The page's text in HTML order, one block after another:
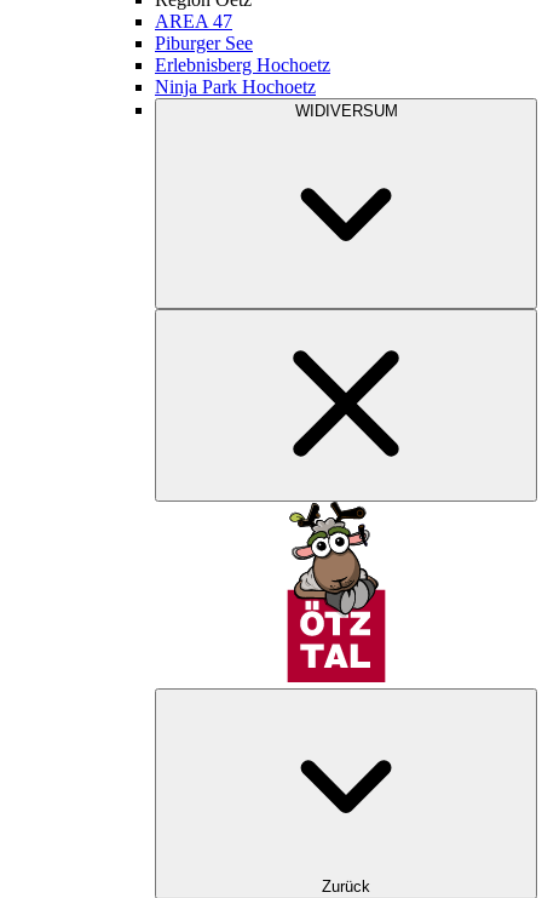
AREA 47
Piburger See
Erlebnisberg Hochoetz
Ninja Park Hochoetz
WIDIVERSUM
Zurück